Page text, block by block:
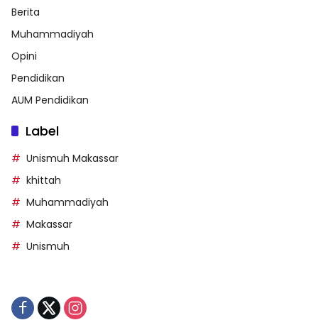
Berita
Muhammadiyah
Opini
Pendidikan
AUM Pendidikan
Label
Unismuh Makassar
khittah
Muhammadiyah
Makassar
Unismuh